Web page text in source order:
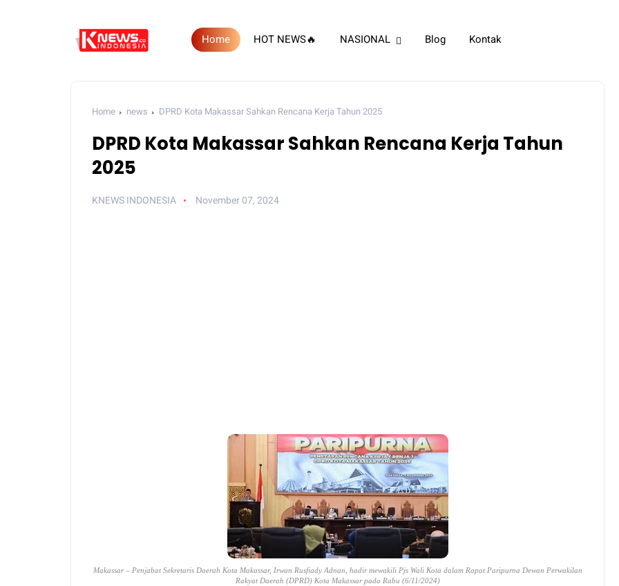
Home HOT NEWS🔥 NASIONAL Blog Kontak
Home news DPRD Kota Makassar Sahkan Rencana Kerja Tahun 2025
DPRD Kota Makassar Sahkan Rencana Kerja Tahun
2025
KNEWS INDONESIA November 07, 2024
Makassar – Penjabat Sekretaris Daerah Kota Makassar, Irwan Rusfiady Adnan, hadir mewakili Pjs Wali Kota dalam Rapat Paripurna Dewan Perwakilan
Rakyat Daerah (DPRD) Kota Makassar pada Rabu (6/11/2024)